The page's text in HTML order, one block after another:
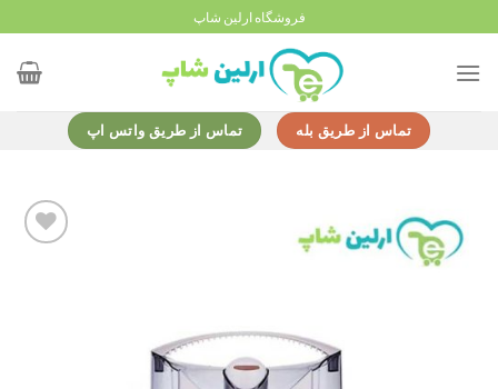
to
content
فروشگاه ارلین شاپ
تماس از طریق بله تماس از طریق واتس اپ